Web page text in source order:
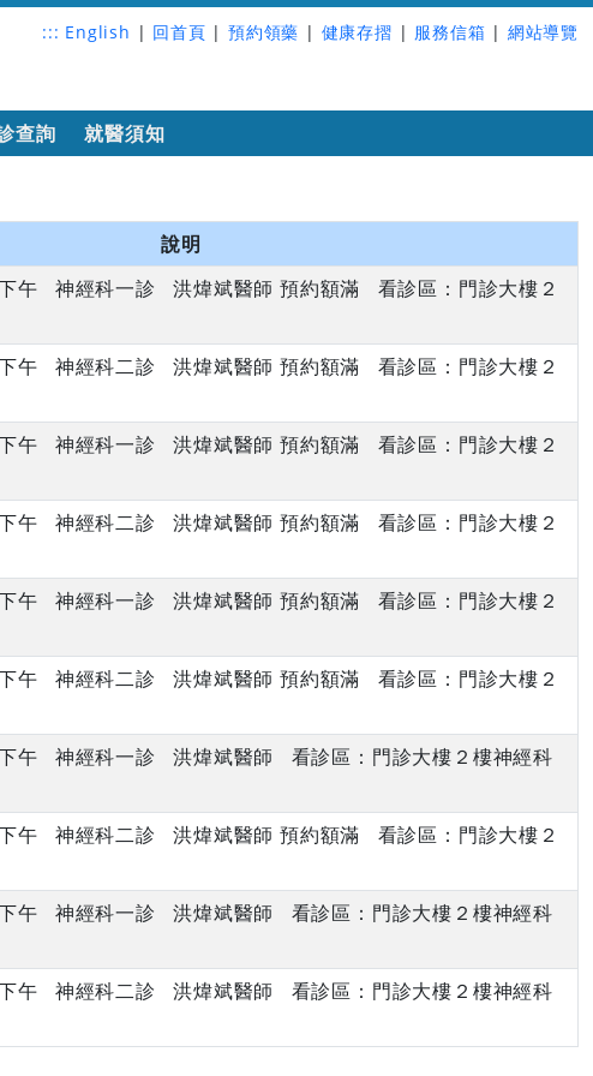
::: English | 回首頁 | 預約領藥 | 健康存摺 | 服務信箱 | 網站導覽
查詢 就醫須知
說明
午 神經科一診 洪煒斌醫師 預約額滿 看診區：門診大樓２
午 神經科二診 洪煒斌醫師 預約額滿 看診區：門診大樓２
午 神經科一診 洪煒斌醫師 預約額滿 看診區：門診大樓２
午 神經科二診 洪煒斌醫師 預約額滿 看診區：門診大樓２
午 神經科一診 洪煒斌醫師 預約額滿 看診區：門診大樓２
午 神經科二診 洪煒斌醫師 預約額滿 看診區：門診大樓２
午 神經科一診 洪煒斌醫師 看診區：門診大樓２樓神經科
午 神經科二診 洪煒斌醫師 預約額滿 看診區：門診大樓２
午 神經科一診 洪煒斌醫師 看診區：門診大樓２樓神經科
午 神經科二診 洪煒斌醫師 看診區：門診大樓２樓神經科